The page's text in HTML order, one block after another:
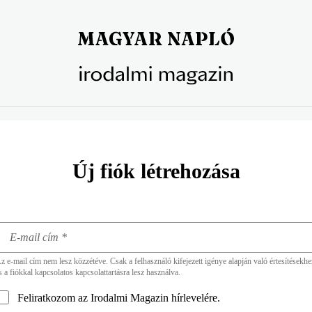
Új fiók létrehozása
e-mail cím nem lesz közzétéve. Csak a felhasználó kifejezett igénye alapján való
a fiókkal kapcsolatos kapcsolattartásra lesz használva.
Feliratkozom az Irodalmi Magazin hírlevelére.